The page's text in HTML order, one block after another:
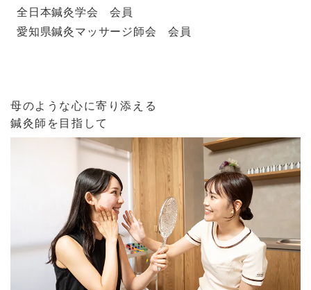
全日本鍼灸学会 会員
愛知県鍼灸マッサージ師会 会員
母のような心に寄り添える
鍼灸師を目指して